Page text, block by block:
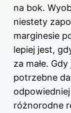
na bok.
niestety
marginesie
lepiej jest,
za małe.
potrzebne
różnorodne